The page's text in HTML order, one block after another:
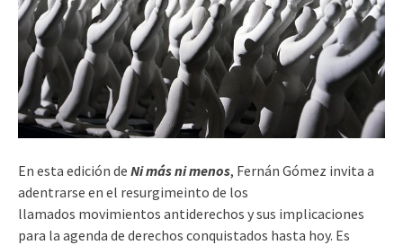
En esta edición de Ni más ni menos, Fernán Gómez invita a
adentrarse en el resurgimeinto de los
llamados movimientos antiderechos y sus implicaciones
para la agenda de derechos conquistados hasta hoy. Es